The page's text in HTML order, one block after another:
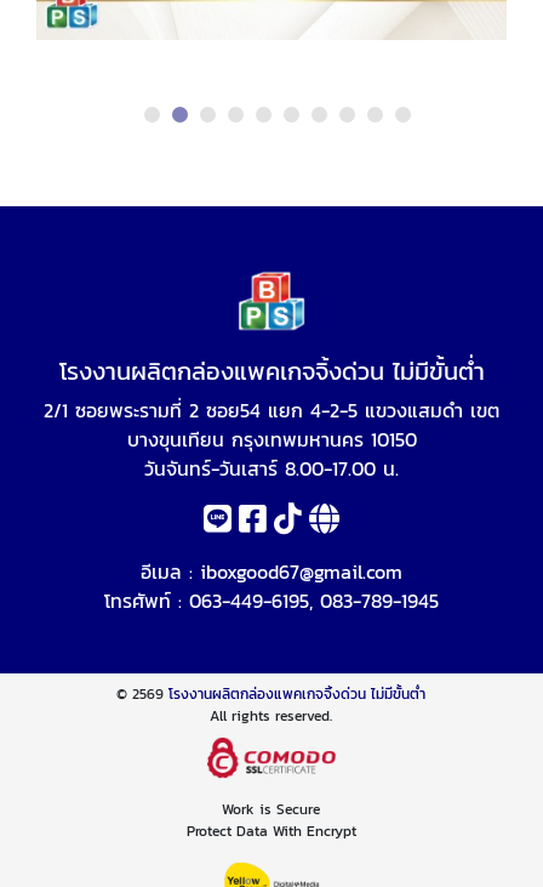
โรงงานผลิตกล่องแพคเกจจิ้งด่วน ไม่มีขั้นต่ำ
2/1 ซอยพระรามที่ 2 ซอย54 แยก 4-2-5 แขวงแสมดำ เขต
บางขุนเทียน กรุงเทพมหานคร 10150
วันจันทร์-วันเสาร์ 8.00-17.00 น.
อีเมล : iboxgood67@gmail.com
โทรศัพท์ : 063-449-6195, 083-789-1945
© 2569โรงงานผลิตกล่องแพคเกจจิ้งด่วน ไม่มีขั้นต่ำ
All rights reserved.
Work is Secure
Protect Data With Encrypt